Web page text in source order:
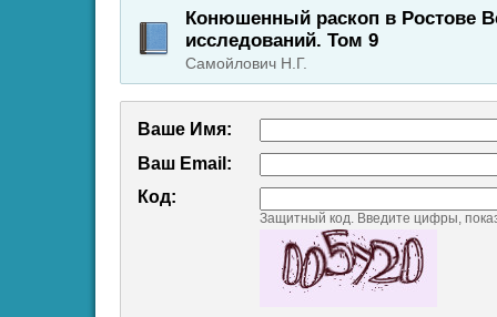
Конюшенный раскоп в Ростове
исследований. Том 9
Самойлович Н.Г.
Ваше Имя:
Ваш Emаil:
Код:
Защитный код. Введите цифры,